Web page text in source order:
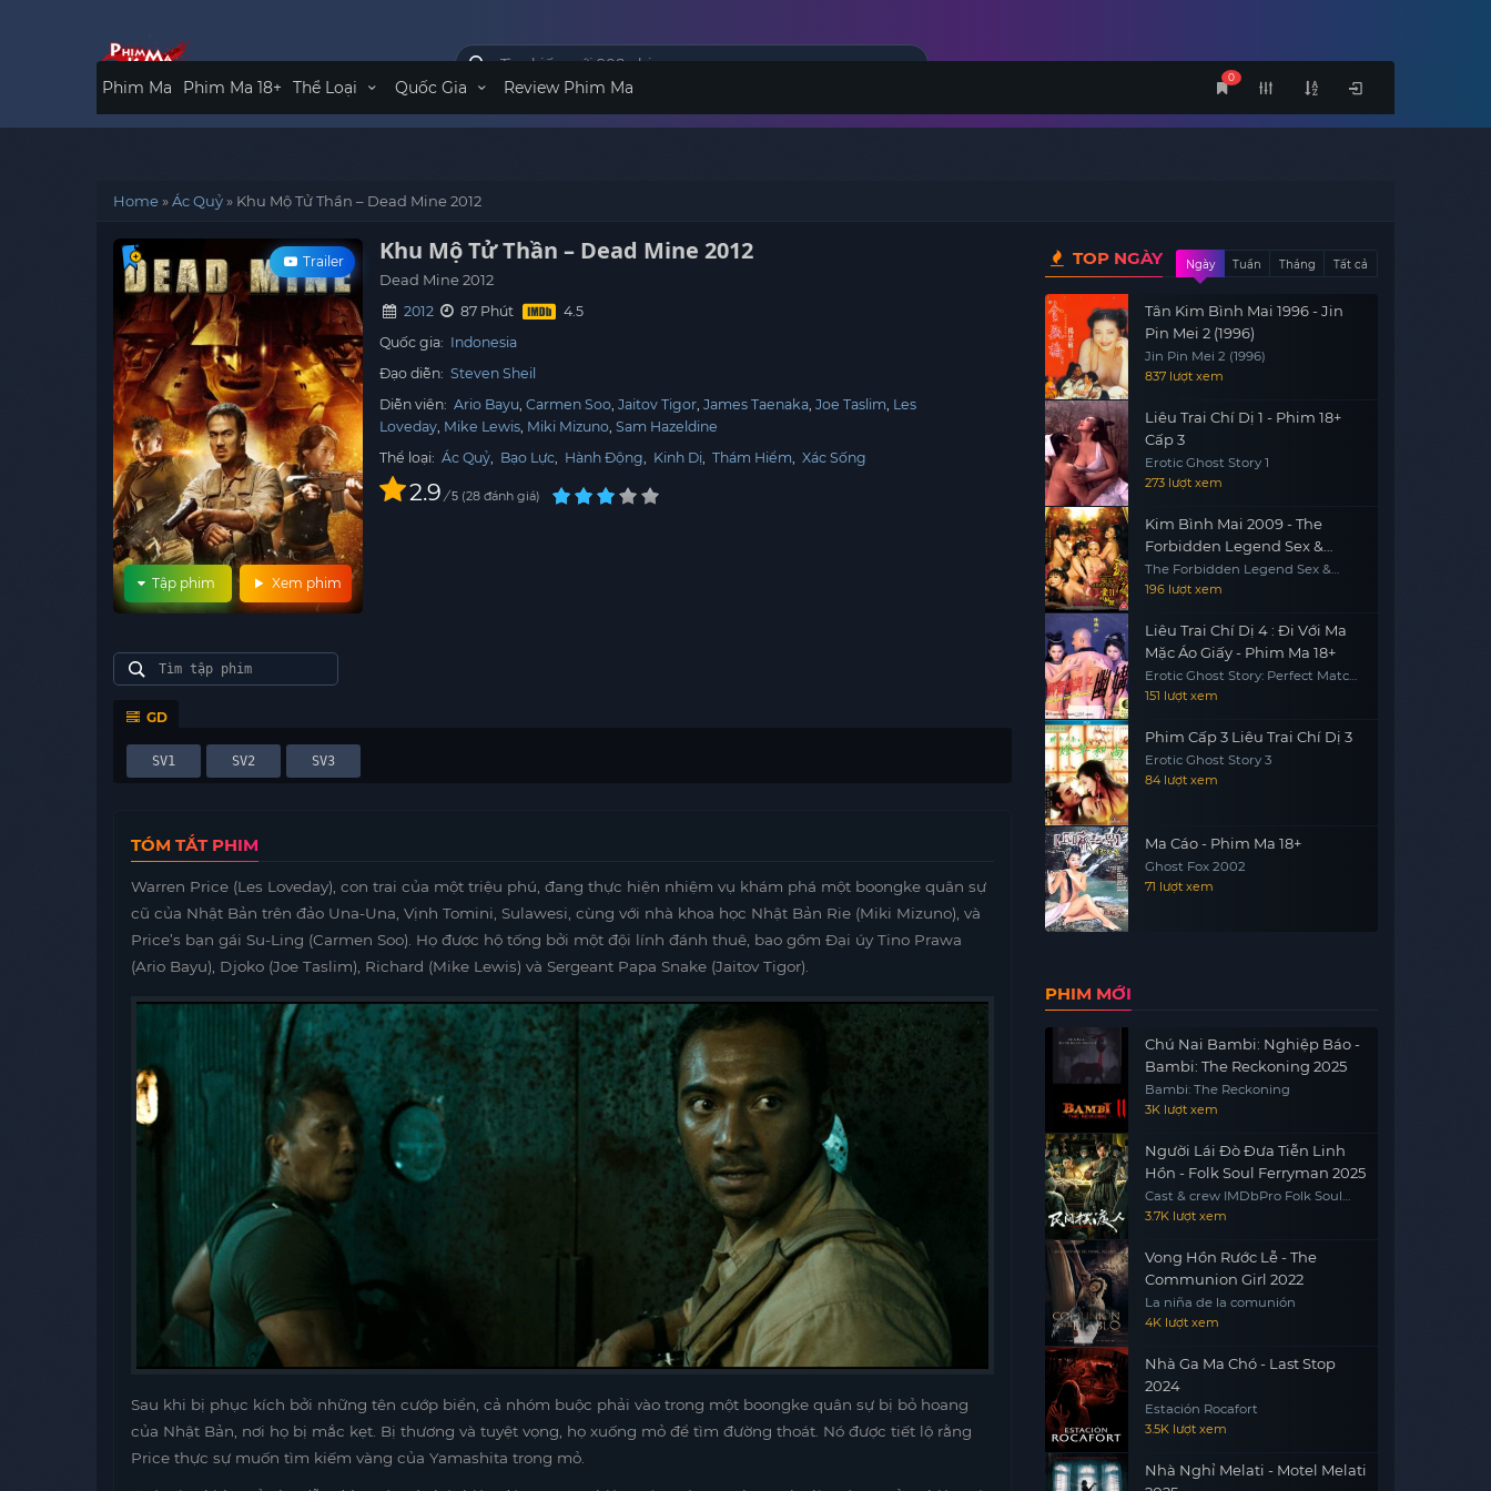
0
Phim Ma Phim Ma 18+ Thể Loại Quốc Gia Review Phim Ma
Home»Ác Quỷ» Khu Mộ Tử Thần – Dead Mine 2012
Trailer
Xem phim
Tập phim
Khu Mộ Tử Thần – Dead Mine 2012
Dead Mine 2012
2012
87 Phút
Quốc gia: Indonesia
Đạo diễn: Steven Sheil
Diễn viên: Ario Bayu Carmen Soo Jaitov Tigor James Taenaka Joe Taslim Les
Loveday Mike Lewis Miki Mizuno Sam Hazeldine
Thể loại: Ác Quỷ, Bạo Lực, Hành Động, Kinh Dị, Thám Hiểm, Xác Sống
2.9 / 5 28 đánh giá
GD
SV1 SV2 SV3
TÓM TẮT PHIM
Warren Price (Les Loveday), con trai của một triệu phú, đang thực hiện nhiệm vụ khám phá một boongke quân sự
cũ của Nhật Bản trên đảo Una-Una, Vịnh Tomini, Sulawesi, cùng với nhà khoa học Nhật Bản Rie (Miki Mizuno), và
Price’s bạn gái Su-Ling (Carmen Soo). Họ được hộ tống bởi một đội lính đánh thuê, bao gồm Đại úy Tino Prawa
(Ario Bayu), Djoko (Joe Taslim), Richard (Mike Lewis) và Sergeant Papa Snake (Jaitov Tigor).
Sau khi bị phục kích bởi những tên cướp biển, cả nhóm buộc phải vào trong một boongke quân sự bị bỏ hoang
của Nhật Bản, nơi họ bị mắc kẹt. Bị thương và tuyệt vọng, họ xuống mỏ để tìm đường thoát. Nó được tiết lộ rằng
Price thực sự muốn tìm kiếm vàng của Yamashita trong mỏ.
TOP NGÀY Ngày Tuần Tháng Tất cả
Tân Kim Bình Mai 1996 - Jin
Pin Mei 2 (1996)
Jin Pin Mei 2 (1996)
837 lượt xem
Liêu Trai Chí Dị 1 - Phim 18+
Cấp 3
Erotic Ghost Story 1
273 lượt xem
Kim Bình Mai 2009 - The
Forbidden Legend Sex &
Chopsticks 2 (2009)
The Forbidden Legend Sex &
Chopsticks 2
196 lượt xem
Liêu Trai Chí Dị 4 : Đi Với Ma
Mặc Áo Giấy - Phim Ma 18+
Erotic Ghost Story: Perfect Match
1997
151 lượt xem
Phim Cấp 3 Liêu Trai Chí Dị 3
Erotic Ghost Story 3
84 lượt xem
Ma Cáo - Phim Ma 18+
Ghost Fox 2002
71 lượt xem
PHIM MỚI
Chú Nai Bambi: Nghiệp Báo -
Bambi: The Reckoning 2025
Bambi: The Reckoning
3K lượt xem
Người Lái Đò Đưa Tiễn Linh
Hồn - Folk Soul Ferryman 2025
Cast & crew IMDbPro Folk Soul
Ferryman
3.7K lượt xem
Vong Hồn Rước Lễ - The
Communion Girl 2022
La niña de la comunión
4K lượt xem
Nhà Ga Ma Chó - Last Stop
2024
Estación Rocafort
3.5K lượt xem
Nhà Nghỉ Melati - Motel Melati